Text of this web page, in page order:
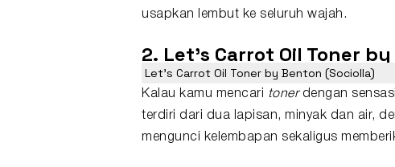
usapkan lembut ke seluruh wajah.
2. Let's Carrot Oil Toner
Let's Carrot Oil Toner by Benton (Sociolla)
Kalau kamu mencari tonerdengan
terdiri dari dua lapisan, minyak dan air,
mengunci kelembapan sekaligus